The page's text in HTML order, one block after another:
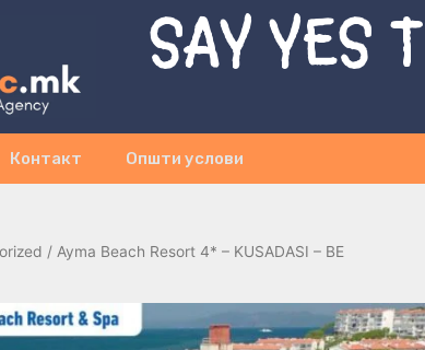
SAY YES
Контакт Општи услови
/ Ayma Beach Resort 4* – KUSADASI – ВЕ